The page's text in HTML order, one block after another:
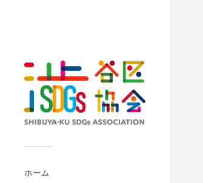
ホーム